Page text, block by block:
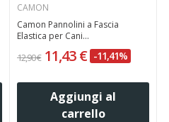
CAMON
Camon Pannolini a Fascia
Elastica per Cani...
12,90 € 11,43 € -11,41%
Aggiungi al
carrello